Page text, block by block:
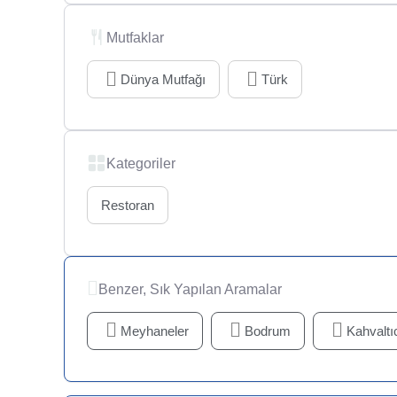
Mutfaklar
Dünya Mutfağı Türk
Kategoriler
Restoran
Benzer, Sık Yapılan Aramalar
Meyhaneler Bodrum